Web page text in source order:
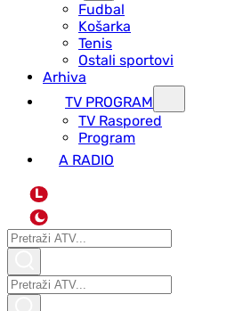
Fudbal
Košarka
Tenis
Ostali sportovi
Arhiva
TV PROGRAM
ТV Raspored
Program
A RADIO
L